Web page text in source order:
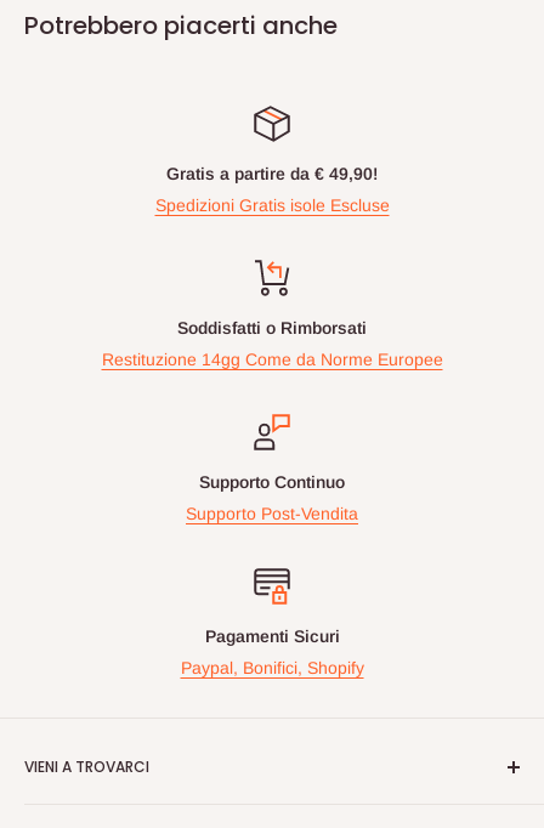
Potrebbero piacerti anche
Gratis a partire da € 49,90!
Spedizioni Gratis isole Escluse
Soddisfatti o Rimborsati
Restituzione 14gg Come da Norme Europee
Supporto Continuo
Supporto Post-Vendita
Pagamenti Sicuri
Paypal, Bonifici, Shopify
VIENI A TROVARCI